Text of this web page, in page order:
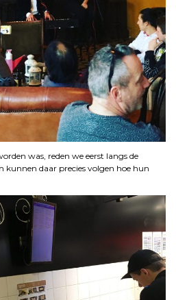
was, reden we eerst langs de
kunnen daar precies volgen hoe hun